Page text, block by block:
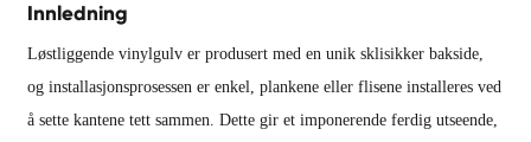
Innledning
Løstliggende vinylgulv er produsert med en unik sklisikker bakside,
og installasjonsprosessen er enkel, plankene eller flisene installeres ved
å sette kantene tett sammen. Dette gir et imponerende ferdig utseende,